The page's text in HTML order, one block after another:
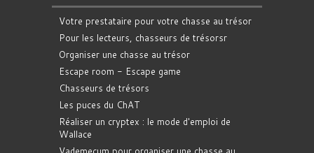
Votre prestataire pour votre chasse au trésor
Pour les lecteurs, chasseurs de trésorsr
Organiser une chasse au trésor
Escape room - Escape game
Chasseurs de trésors
Les puces du ChAT
Réaliser un cryptex : le mode d'emploi de
Wallace